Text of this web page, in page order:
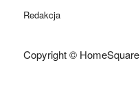
Redakcja
Copyright ©